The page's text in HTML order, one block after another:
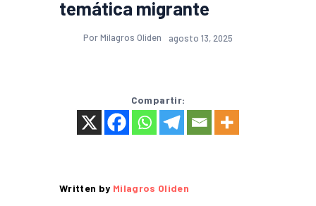
temática migrante
Por Milagros Oliden agosto 13, 2025
Compartir:
Written by Milagros Oliden